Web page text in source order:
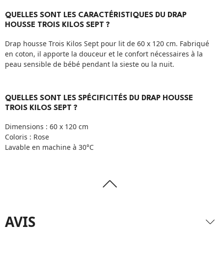
QUELLES SONT LES CARACTÉRISTIQUES DU DRAP
HOUSSE TROIS KILOS SEPT ?
Drap housse Trois Kilos Sept pour lit de 60 x 120 cm. Fabriqué
en coton, il apporte la douceur et le confort nécessaires à la
peau sensible de bébé pendant la sieste ou la nuit.
QUELLES SONT LES SPÉCIFICITÉS DU DRAP HOUSSE
TROIS KILOS SEPT ?
Dimensions : 60 x 120 cm
Coloris : Rose
Lavable en machine à 30°C
AVIS